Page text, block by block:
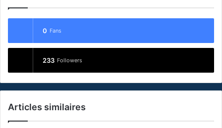
0 Fans
233 Followers
Articles similaires